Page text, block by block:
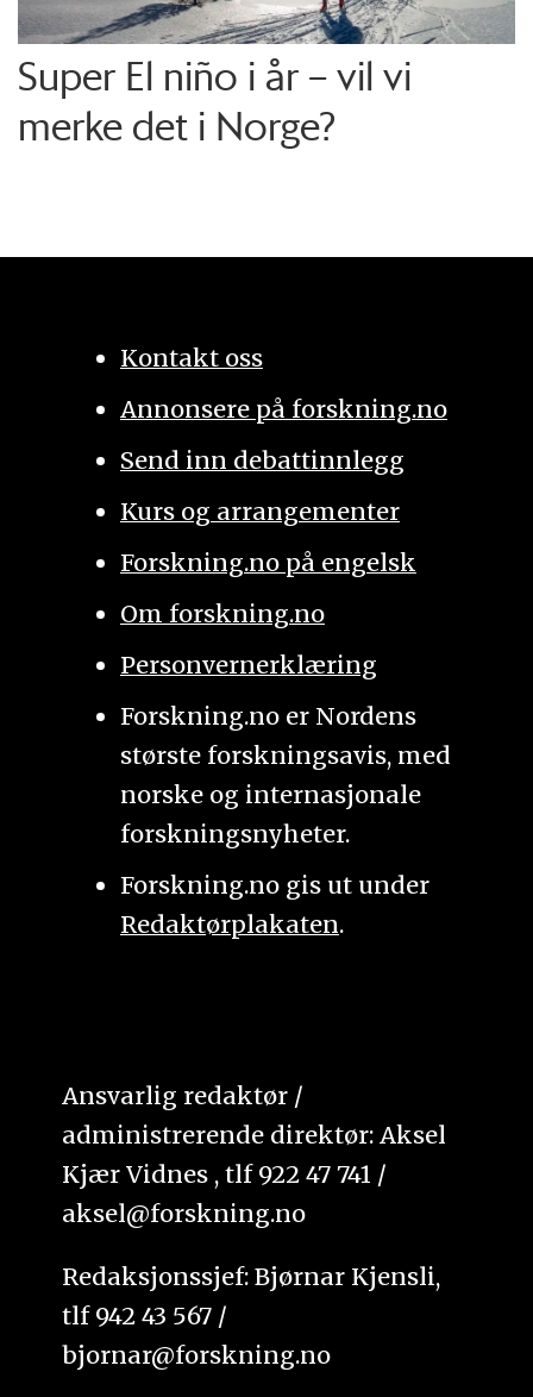
Super El niño i år – vil vi
merke det i Norge?
Kontakt oss
Annonsere på forskning.no
Send inn debattinnlegg
Kurs og arrangementer
Forskning.no på engelsk
Om forskning.no
Personvernerklæring
Forskning.no er Nordens
største forskningsavis, med
norske og internasjonale
forskningsnyheter.
Forskning.no gis ut under
Redaktørplakaten.
Ansvarlig redaktør /
administrerende direktør: Aksel
Kjær Vidnes , tlf 922 47 741 /
aksel@forskning.no
Redaksjonssjef: Bjørnar Kjensli,
tlf 942 43 567 /
bjornar@forskning.no